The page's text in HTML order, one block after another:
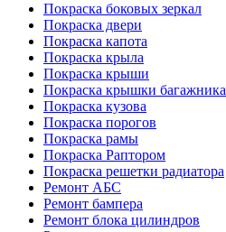
Покраска боковых зеркал
Покраска двери
Покраска капота
Покраска крыла
Покраска крыши
Покраска крышки багажника
Покраска кузова
Покраска порогов
Покраска рамы
Покраска Раптором
Покраска решетки радиатора
Ремонт АБС
Ремонт бампера
Ремонт блока цилиндров